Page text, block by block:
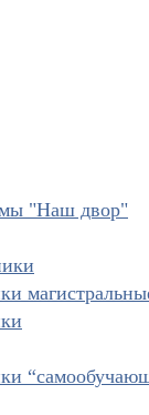
"Наш двор"